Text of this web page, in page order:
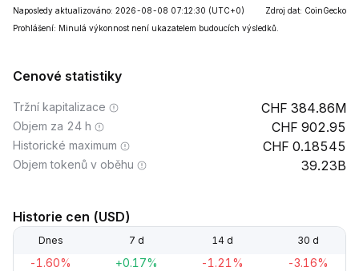
Naposledy aktualizováno: 2026-08-08 07:12:30 (UTC+0)
Zdroj dat: CoinGecko
Prohlášení: Minulá výkonnost není ukazatelem budoucích výsledků.
Cenové statistiky
Tržní kapitalizace 384.86M
Objem za 24 h 902.95
Historické maximum 0.18545
Objem tokenů v oběhu 39.23B
Historie cen (USD)
Dnes 7 d 14 d 30 d
-1.60% +0.17% -1.21% -3.16%